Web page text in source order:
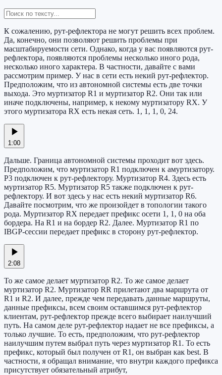
К сожалению, рут-рефлектора не могут решить всех проблем.
Да, конечно, они позволяют решить проблемы при
масштабируемости сети. Однако, когда у вас появляются рут-
рефлектора, появляются проблемы несколько иного рода,
несколько иного характера. В частности, давайте с вами
рассмотрим пример. У нас в сети есть некий рут-рефлектор.
Предположим, что из автономной системы есть две точки
выхода. Это муртизатор R1 и муртизатор R2. Они так или
иначе подключены, например, к некому муртизатору RX. У
этого муртизатора RX есть некая сеть. 1, 1, 1, 0, 24.
1:00
Дальше. Граница автономной системы проходит вот здесь.
Предположим, что муртизатор R1 подключен к амуртизатору.
Р3 подключен к рут-рефлектору. Муртизатор R4. Здесь есть
муртизатор R5. Муртизатор R5 также подключен к рут-
рефлектору. И вот здесь у нас есть некий муртизатор R6.
Давайте посмотрим, что же произойдет в топологии такого
рода. Муртизатор RX передает префикс осети 1, 1, 0 на оба
бордера. На R1 и на бордер R2. Далее. Муртизатор R1 по
IBGP-сессии передает префикс в сторону рут-рефлектор.
2:08
То же самое делает муртизатор R2. То же самое делает
муртизатор R2. Муртизатор RR прилетают два маршрута от
R1 и R2. И далее, прежде чем передавать данные маршруты,
данные префиксы, всем своим оставшимся рут-рефлектор
клиентам, рут-рефлектор прежде всего выбирает наилучший
путь. На самом деле рут-рефлектор надает не все префиксы, а
только лучшие. То есть, предположим, что рут-рефлектор
наилучшим путем выбрал путь через муртизатор R1. То есть
префикс, который был получен от R1, он выбран как best. В
частности, я обращал внимание, что внутри каждого префикса
присутствует обязательный атрибут,